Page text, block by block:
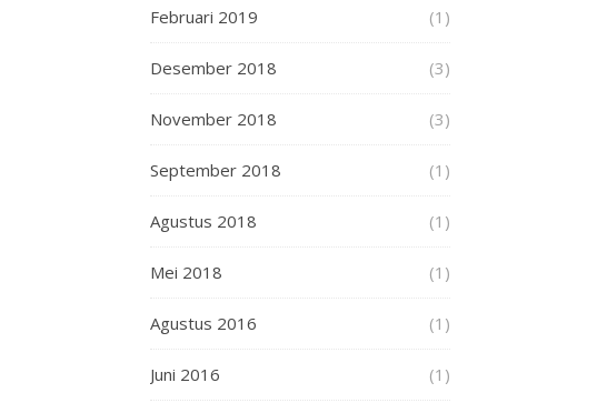
Februari 2019 (1)
Desember 2018 (3)
November 2018 (3)
September 2018 (1)
Agustus 2018 (1)
Mei 2018 (1)
Agustus 2016 (1)
Juni 2016 (1)